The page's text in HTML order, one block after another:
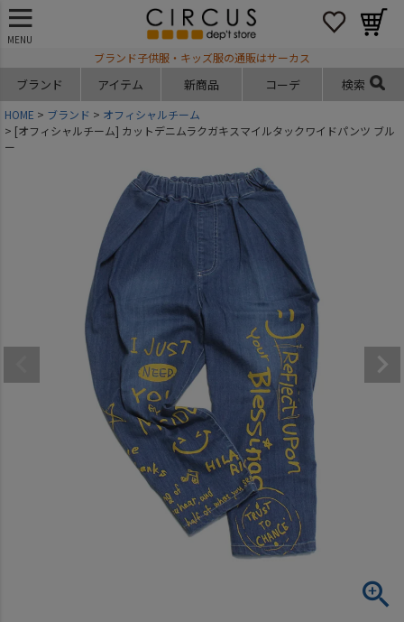
MENU
ブランド子供服・キッズ服の通販はサーカス
ブランド アイテム 新商品 コーデ 検索
HOME ブランド
オフィシャルチーム
[オフィシャルチーム] カットデニムラクガキスマイルタックワイドパンツ ブル
ー